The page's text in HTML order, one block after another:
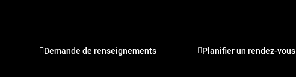
Demande de renseignements Planifier un rendez-vous